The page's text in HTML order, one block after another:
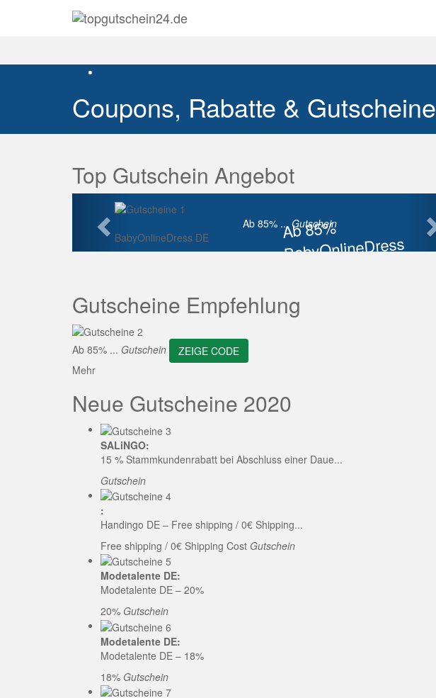
Coupons, Rabatte & Gutscheine
Top Gutschein Angebot
Ab 85%
BabyOnlineDress
ZEIGE CODE
Ab 85% ... Gutschein
BabyOnlineDress DE
Vorherige
Gutscheine Empfehlung
Ab 85% ... Gutschein
ZEIGE CODE
Mehr
Neue Gutscheine 2020
SALiNGO:
15 % Stammkundenrabatt bei Abschluss einer Daue...
Gutschein
:
Handingo DE – Free shipping / 0€ Shipping...
Free shipping / 0€ Shipping Cost Gutschein
Modetalente DE:
Modetalente DE – 20%
20% Gutschein
Modetalente DE:
Modetalente DE – 18%
18% Gutschein